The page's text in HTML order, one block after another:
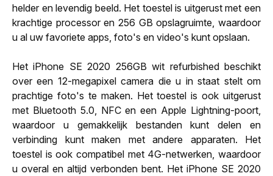
helder en levendig beeld. Het toestel is uitgerust met een
krachtige processor en 256 GB opslagruimte, waardoor
u al uw favoriete apps, foto's en video's kunt opslaan.
Het iPhone SE 2020 256GB wit refurbished beschikt
over een 12-megapixel camera die u in staat stelt om
prachtige foto's te maken. Het toestel is ook uitgerust
met Bluetooth 5.0, NFC en een Apple Lightning-poort,
waardoor u gemakkelijk bestanden kunt delen en
verbinding kunt maken met andere apparaten. Het
toestel is ook compatibel met 4G-netwerken, waardoor
u overal en altijd verbonden bent. Het iPhone SE 2020